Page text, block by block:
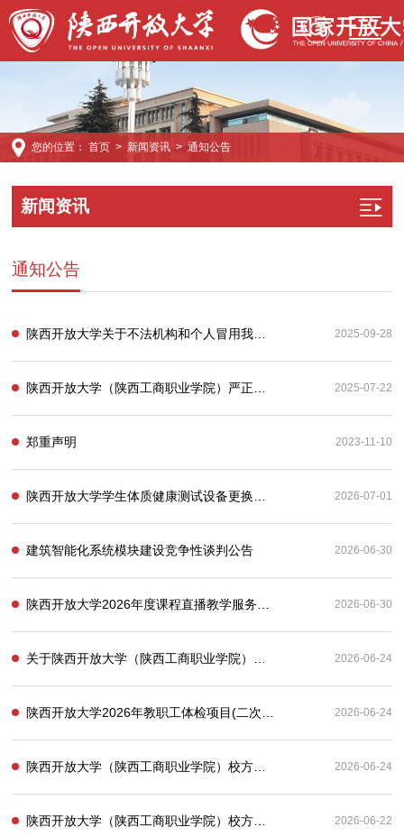
您的位置： 首页> 新闻资讯> 通知公告
新闻资讯
通知公告
陕西开放大学关于不法机构和个人冒用我校名义进行有偿教学支持服务的严正声明 2025-09-28
陕西开放大学（陕西工商职业学院）严正声明 2025-07-22
郑重声明 2023-11-10
陕西开放大学学生体质健康测试设备更换项目招标公告 2026-07-01
建筑智能化系统模块建设竞争性谈判公告 2026-06-30
陕西开放大学2026年度课程直播教学服务采购项目竞争性磋商公告 2026-06-30
关于陕西开放大学（陕西工商职业学院）实习管理平台服务项目的废标公告 2026-06-24
陕西开放大学2026年教职工体检项目(二次)成交结果公告 2026-06-24
陕西开放大学（陕西工商职业学院）校方责任保险采购项目（三次）竞争性磋商公告 2026-06-24
陕西开放大学（陕西工商职业学院）校方责任保险采购项目（二次）结果公告 2026-06-22